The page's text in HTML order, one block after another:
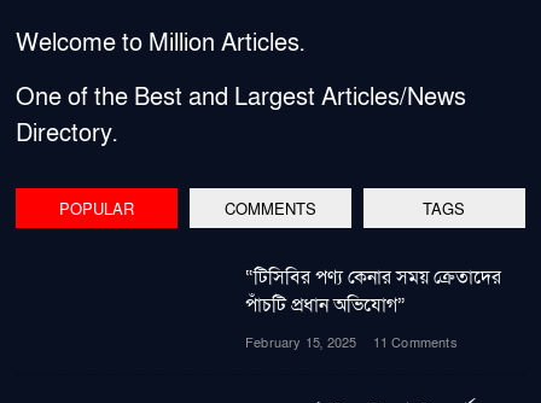
Welcome to Million Articles.
One of the Best and Largest Articles/News
Directory.
POPULAR COMMENTS TAGS
“টিসিবির পণ্য কেনার সময় ক্রেতাদের
পাঁচটি প্রধান অভিযোগ”
February 15, 2025 11 Comments